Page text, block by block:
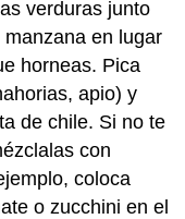
verduras junto
en lugar
horneas. Pica
apio) y
de chile. Si no te
con
coloca
o zucchini en el